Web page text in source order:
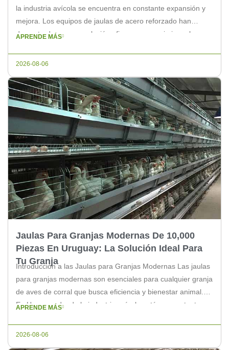
la industria avícola se encuentra en constante expansión y
mejora. Los equipos de jaulas de acero reforzado han
demostrado ser una solución eficaz para maximizar el
APRENDE MÁS
2026-08-06
Jaulas Para Granjas Modernas De 10,000
Piezas En Uruguay: La Solución Ideal Para
Tu Granja
Introducción a las Jaulas para Granjas Modernas Las jaulas
para granjas modernas son esenciales para cualquier granja
de aves de corral que busca eficiencia y bienestar animal.
En Uruguay, donde la industria avícola está en constante
APRENDE MÁS
2026-08-06